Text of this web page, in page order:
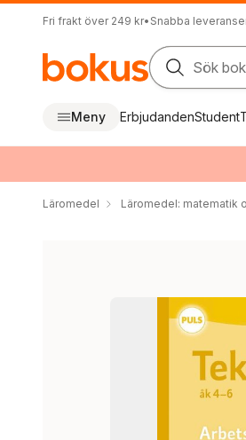
Fri frakt över 249 kr• Snabba
Sök
Meny ErbjudandenStudent
Läromedel Läromedel: matematik